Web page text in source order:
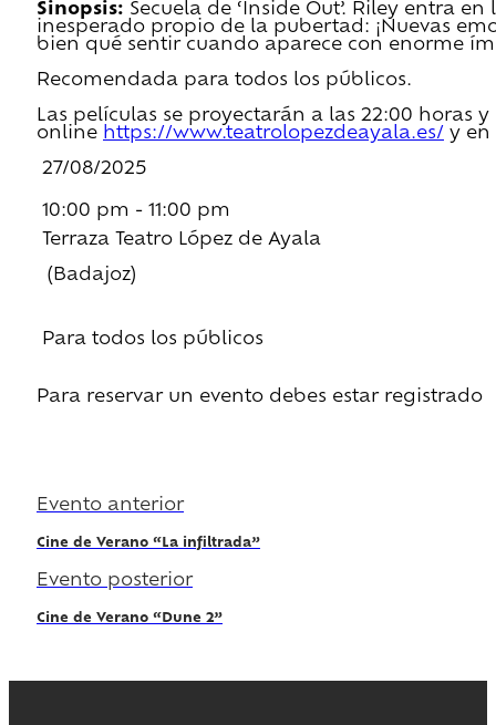
Sinopsis: Secuela de ‘Inside Out’. Riley entra
inesperado propio de la pubertad: ¡Nuevas
bien qué sentir cuando aparece con enorme
Recomendada para todos los públicos.‌
Las películas se proyectarán a las 22:00 horas
online https://www.teatrolopezdeayala.es/ y en
27/08/2025
10:00 pm - 11:00 pm
Terraza Teatro López de Ayala
(Badajoz)
Para todos los públicos
Para reservar un evento debes estar registrado
Evento anterior
Cine de Verano “La infiltrada”
Evento posterior
Cine de Verano “Dune 2”